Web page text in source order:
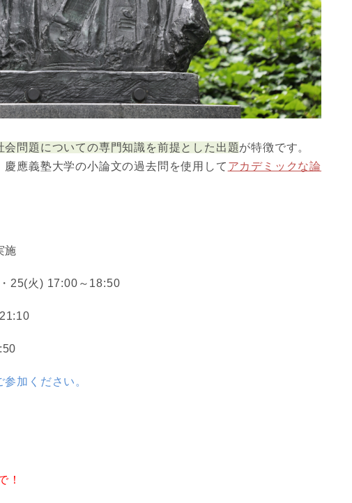
会問題についての専門知識を前提とした出題が特徴です。
應義塾大学の小論文の過去問を使用して アカデミックな論
施
25(火) 17:00～18:50
加ください。
！